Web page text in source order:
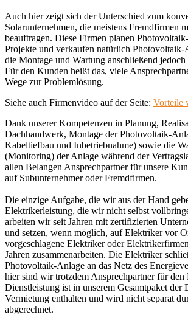
Auch hier zeigt sich der Unterschied zum
Solarunternehmen, die meistens Fremdfirmen
beauftragen. Diese Firmen planen
Projekte und verkaufen natürlich Photovoltaik-
die Montage und Wartung anschließend jedoch
Für den Kunden heißt das, viele
Wege zur Problemlösung.
Siehe auch Firmenvideo auf der Seite: Vorteile
Dank unserer Kompetenzen in Planung,
Dachhandwerk, Montage der Photovoltaik-
Kabeltiefbau und Inbetriebnahme) sowie die
(Monitoring) der Anlage während der
allen Belangen Ansprechpartner für unsere
auf Subunternehmer oder Fremdfirmen.
Die einzige Aufgabe, die wir aus der Hand
Elektrikerleistung, die wir nicht selbst
arbeiten wir seit Jahren mit zertifizierten
und setzen, wenn möglich, auf Elektriker vor
vorgeschlagene Elektriker oder
Jahren zusammenarbeiten. Die Elektriker
Photovoltaik-Anlage an das Netz des
hier sind wir trotzdem Ansprechpartner für den
Dienstleistung ist in unserem Gesamtpaket der
Vermietung enthalten und wird nicht separat
abgerechnet.